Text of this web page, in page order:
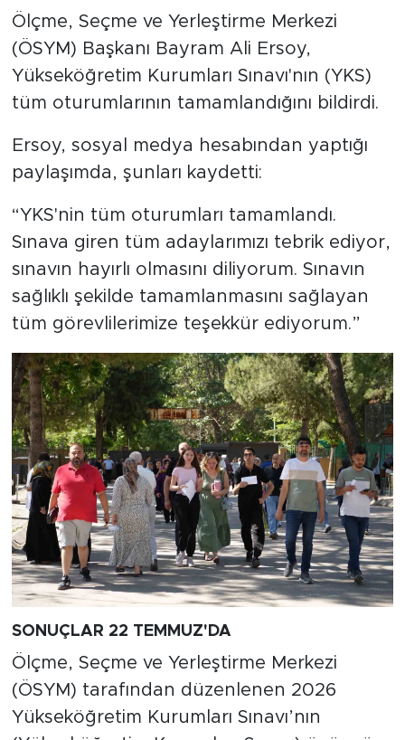
Ölçme, Seçme ve Yerleştirme Merkezi
(ÖSYM) Başkanı Bayram Ali Ersoy,
Yükseköğretim Kurumları Sınavı'nın (YKS)
tüm oturumlarının tamamlandığını bildirdi.
Ersoy, sosyal medya hesabından yaptığı
paylaşımda, şunları kaydetti:
“YKS'nin tüm oturumları tamamlandı.
Sınava giren tüm adaylarımızı tebrik ediyor,
sınavın hayırlı olmasını diliyorum. Sınavın
sağlıklı şekilde tamamlanmasını sağlayan
tüm görevlilerimize teşekkür ediyorum.”
SONUÇLAR 22 TEMMUZ'DA
Ölçme, Seçme ve Yerleştirme Merkezi
(ÖSYM) tarafından düzenlenen 2026
Yükseköğretim Kurumları Sınavı’nın